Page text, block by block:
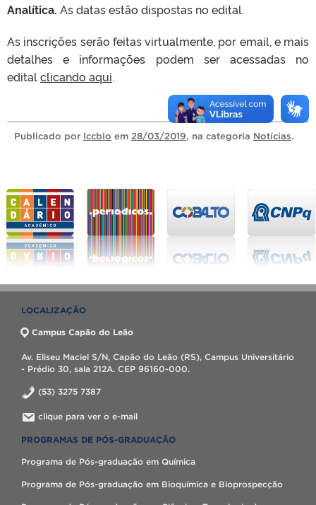
Analítica. As datas estão dispostas no edital.
As inscrições serão feitas virtualmente, por email, e mais
detalhes e informações podem ser acessadas no
editalclicando aqui.
Publicado por lccbio em 28/03/2019, na categoria Notícias.
LOCALIZAÇÃO
Campus Capão do Leão
Av. Eliseu Maciel S/N, Capão do Leão (RS), Campus Universitário
- Prédio 30, sala 212A. CEP 96160-000.
(53) 3275 7387
clique para ver o e-mail
PROGRAMAS DE PÓS-GRADUAÇÃO
Programa de Pós-graduação em Química
Programa de Pós-graduação em Bioquímica e Bioprospecção